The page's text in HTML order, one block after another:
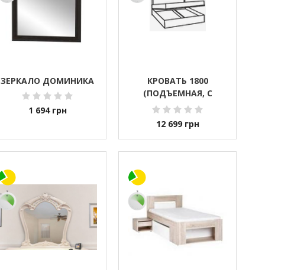
ЗЕРКАЛО ДОМИНИКА
1 694 грн
КРОВАТЬ 1800
(ПОДЪЕМНАЯ, С
МЯГКОЙ СПИНКОЙ)
12 699 грн